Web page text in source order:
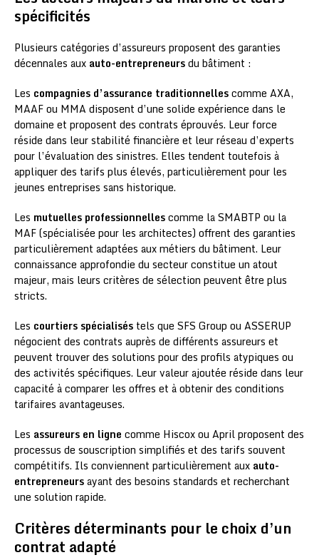
spécificités
Plusieurs catégories d’assureurs proposent des garanties
décennales aux auto-entrepreneursdu bâtiment :
Les compagnies d’assurance traditionnellescomme AXA,
MAAF ou MMA disposent d’une solide expérience dans le
domaine et proposent des contrats éprouvés. Leur force
réside dans leur stabilité financière et leur réseau d’experts
pour l’évaluation des sinistres. Elles tendent toutefois à
appliquer des tarifs plus élevés, particulièrement pour les
jeunes entreprises sans historique.
Les mutuelles professionnellescomme la SMABTP ou la
MAF (spécialisée pour les architectes) offrent des garanties
particulièrement adaptées aux métiers du bâtiment. Leur
connaissance approfondie du secteur constitue un atout
majeur, mais leurs critères de sélection peuvent être plus
stricts.
Les courtiers spécialisés tels que SFS Group ou ASSERUP
négocient des contrats auprès de différents assureurs et
peuvent trouver des solutions pour des profils atypiques ou
des activités spécifiques. Leur valeur ajoutée réside dans leur
capacité à comparer les offres et à obtenir des conditions
tarifaires avantageuses.
Les assureurs en ligne comme Hiscox ou April proposent des
processus de souscription simplifiés et des tarifs souvent
compétitifs. Ils conviennent particulièrement aux auto-
entrepreneursayant des besoins standards et recherchant
une solution rapide.
Critères déterminants pour le choix d’un
contrat adapté